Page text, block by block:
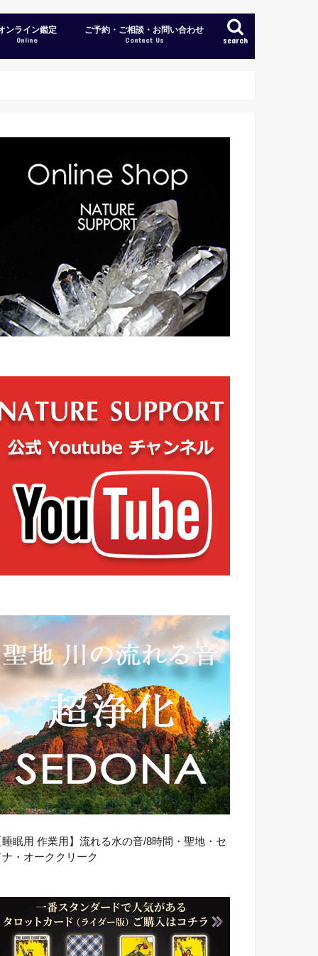
search
ンライン鑑定
Online
ご予約・ご相談・お問い合わせ
Contact Us
睡眠用 作業用】流れる水の音/8時間・聖地・セ
ナ・オーククリーク